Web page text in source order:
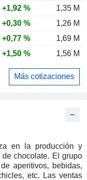
en la producción y
chocolate. El grupo
aperitivos, bebidas,
etc. Las ventas
+1,92 %
1,35 M
+0,30 %
1,26 M
+0,77 %
1,69 M
+1,50 % 1,56 M
Más cotizaciones